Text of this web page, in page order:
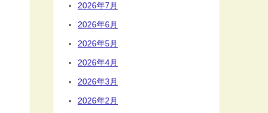
2026年7月
2026年6月
2026年5月
2026年4月
2026年3月
2026年2月